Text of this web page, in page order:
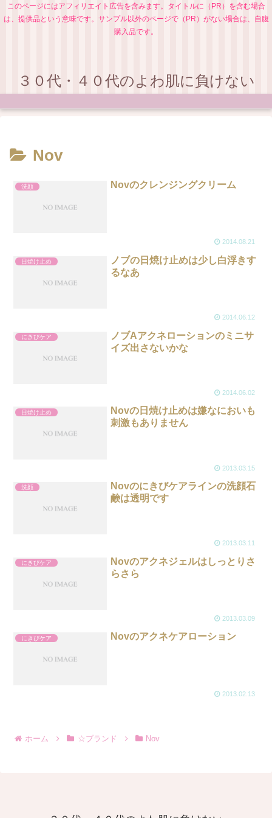
このページにはアフィリエイト広告を含みます。タイトルに（PR）を含む場合
は、提供品という意味です。サンプル以外のページで（PR）がない場合は、自腹
購入品です。
３０代・４０代のよわ肌に負けない
Nov
洗顔 Novのクレンジングクリーム
2014.08.21
日焼け止め
ノブの日焼け止めは少し白浮きす
るなあ
2014.06.12
にきびケア
ノブAアクネローションのミニサ
イズ出さないかな
2014.06.02
日焼け止め
Novの日焼け止めは嫌なにおいも
刺激もありません
2013.03.15
洗顔
Novのにきびケアラインの洗顔石
鹸は透明です
2013.03.11
にきびケア
Novのアクネジェルはしっとりさ
らさら
2013.03.09
にきびケア Novのアクネケアローション
2013.02.13
ホーム ☆ブランド Nov